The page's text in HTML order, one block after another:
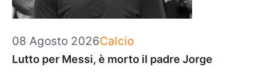
08 Agosto 2026Categorie
Calcio
Lutto per Messi, è morto il padre Jorge